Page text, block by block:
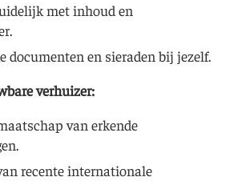
met inhoud en
documenten en sieraden bij jezelf.
verhuizer:
van erkende
recente internationale